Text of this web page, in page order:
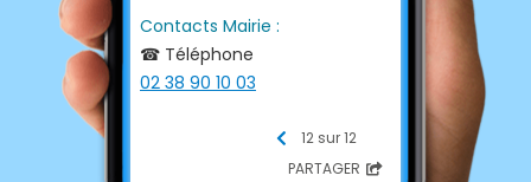
Contacts Mairie :
☎ Téléphone
02 38 90 10 03
accueil@bellegarde45.fr
12 sur 12
PARTAGER